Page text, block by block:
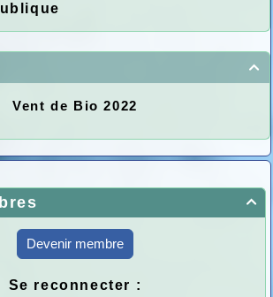

Vent de Bio 2022

Devenir membre
Se reconnecter :